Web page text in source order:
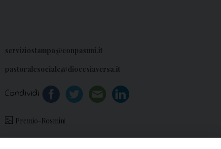
serviziostampa@conpasuni.it
pastoralesociale@diocesiaversa.it
Condividi
Premio-Rosmini